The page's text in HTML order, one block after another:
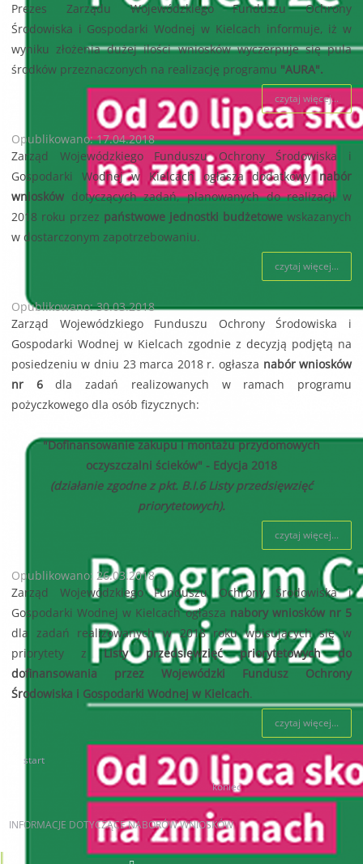
Prezes Zarządu Wojewódzkiego Funduszu Ochrony
Środowiska i Gospodarki Wodnej w Kielcach informuje, iż w
wyniku złożenia dużej ilości wniosków wyczerpuje się pula
środków przeznaczonych na realizację programu "AURA".
czytaj więcej...
Opublikowano: 17.04.2018
Zarząd Wojewódzkiego Funduszu Ochrony Środowiska i
Gospodarki Wodnej w Kielcach ogłasza dodatkowynabór
wniosków dotyczących zadań, planowanych do realizacji w
2018 roku przez państwowe jednostki budżetowewskazanych
w dostarczonym zapotrzebowaniu.
czytaj więcej...
Opublikowano: 30.03.2018
Zarząd Wojewódzkiego Funduszu Ochrony Środowiska i
Gospodarki Wodnej w Kielcach zgodnie z decyzją podjętą na
posiedzeniu w dniu 23 marca 2018 r. ogłasza nabór wniosków
nr 6dla zadań realizowanych w ramach programu
pożyczkowego dla osób fizycznych:
"Dofinansowanie zakupu i montażu przydomowych
oczyszczalni ścieków" - Edycja 2018
(działanie zgodne z pkt. B.I.6 Listy przedsięwzięć
priorytetowych).
czytaj więcej...
Opublikowano: 26.03.2018
Zarząd Wojewódzkiego Funduszu Ochrony Środowiska i
Gospodarki Wodnej w Kielcach ogłasza nabory wniosków nr 5
dla zadań realizowanych w 2018 roku wpisujących się w
priorytety zListy przedsięwzięć priorytetowychdo
dofinansowania przez Wojewódzki Fundusz Ochrony
Środowiska i Gospodarki Wodnej w Kielcach.
czytaj więcej...
start 88 89 90 91 92
94
95
96 koniec
INFORMACJE DOTYCZĄCE NABORÓW WNIOSKÓW